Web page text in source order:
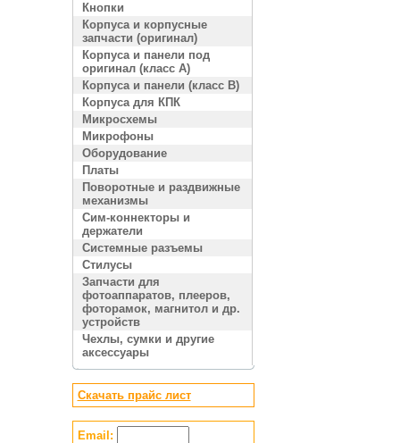
Кнопки
Корпуса и корпусные
запчасти (оригинал)
Корпуса и панели под
оригинал (класс A)
Корпуса и панели (класс B)
Корпуса для КПК
Микросхемы
Микрофоны
Оборудование
Платы
Поворотные и раздвижные
механизмы
Сим-коннекторы и
держатели
Системные разъемы
Стилусы
Запчасти для
фотоаппаратов, плееров,
фоторамок, магнитол и др.
устройств
Чехлы, сумки и другие
аксессуары
Скачать прайс лист
Email: